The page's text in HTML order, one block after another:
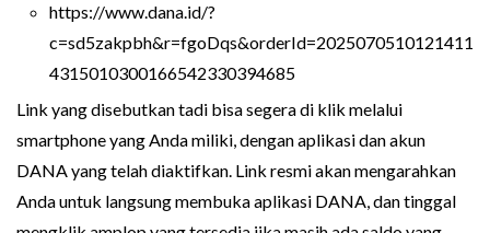
https://www.dana.id/?
c=sd5zakpbh&r=fgoDqs&orderId=2025070510121411
4315010300166542330394685
Link yang disebutkan tadi bisa segera di klik melalui
smartphone yang Anda miliki, dengan aplikasi dan akun
DANA yang telah diaktifkan. Link resmi akan mengarahkan
Anda untuk langsung membuka aplikasi DANA, dan tinggal